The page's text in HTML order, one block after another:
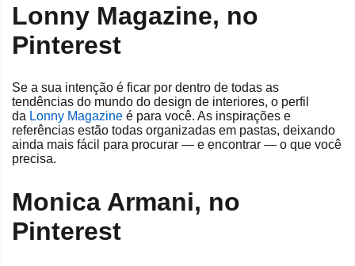
Lonny Magazine, no
Pinterest
Se a sua intenção é ficar por dentro de todas as
tendências do mundo do design de interiores, o perfil
da Lonny Magazine é para você. As inspirações e
referências estão todas organizadas em pastas, deixando
ainda mais fácil para procurar — e encontrar — o que você
precisa.
Monica Armani, no
Pinterest